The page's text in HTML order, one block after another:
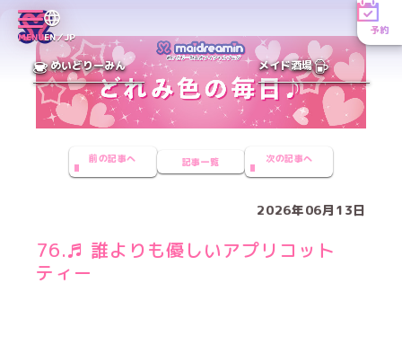
MENUEN／JP
予約
めいどりーみん メイド酒場
前の記事へ 記事一覧 次の記事へ
2026年06月13日
76.♬ 誰よりも優しいアプリコット
ティー